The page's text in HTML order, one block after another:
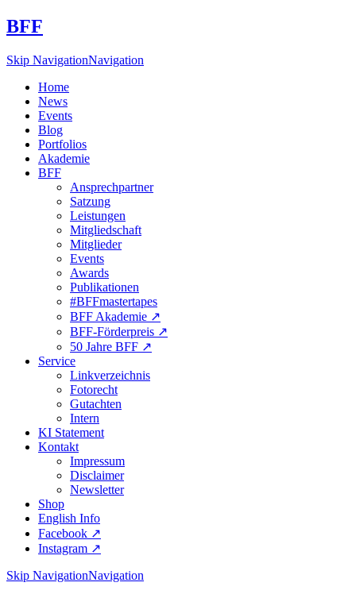
BFF
Skip NavigationNavigation
Home
News
Events
Blog
Portfolios
Akademie
BFF
Ansprechpartner
Satzung
Leistungen
Mitgliedschaft
Mitglieder
Events
Awards
Publikationen
#BFFmastertapes
BFF Akademie ↗︎
BFF-Förderpreis ↗︎
50 Jahre BFF ↗︎
Service
Linkverzeichnis
Fotorecht
Gutachten
Intern
KI Statement
Kontakt
Impressum
Disclaimer
Newsletter
Shop
English Info
Facebook ↗︎
Instagram ↗︎
Skip NavigationNavigation